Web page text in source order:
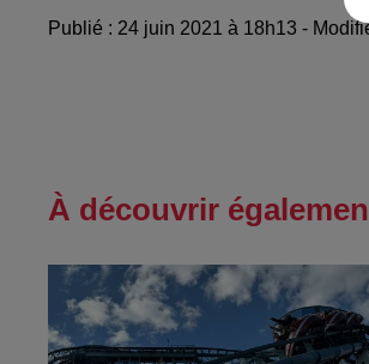
Publié : 24 juin 2021 à 18h13 -
À découvrir